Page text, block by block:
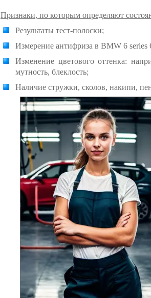
Признаки, по которым определяют
Результаты тест-полоски;
Измерение антифриза в BMW 6
Изменение цветового оттенка:
мутность, блеклость;
Наличие стружки, сколов, накипи,